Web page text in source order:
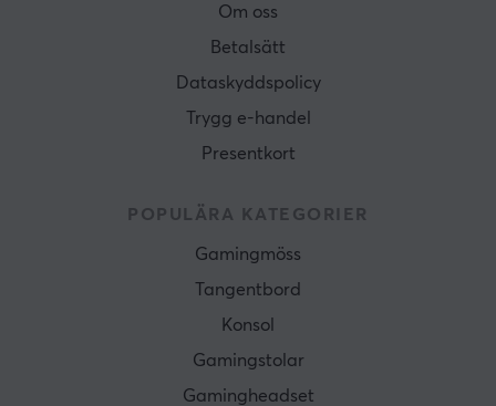
Om oss
Betalsätt
Dataskyddspolicy
Trygg e-handel
Presentkort
POPULÄRA KATEGORIER
Gamingmöss
Tangentbord
Konsol
Gamingstolar
Gamingheadset